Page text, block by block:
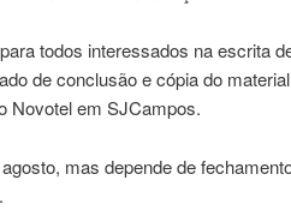
todos interessados na escrita
de conclusão e cópia do material
Novotel em SJCampos.
mas depende de